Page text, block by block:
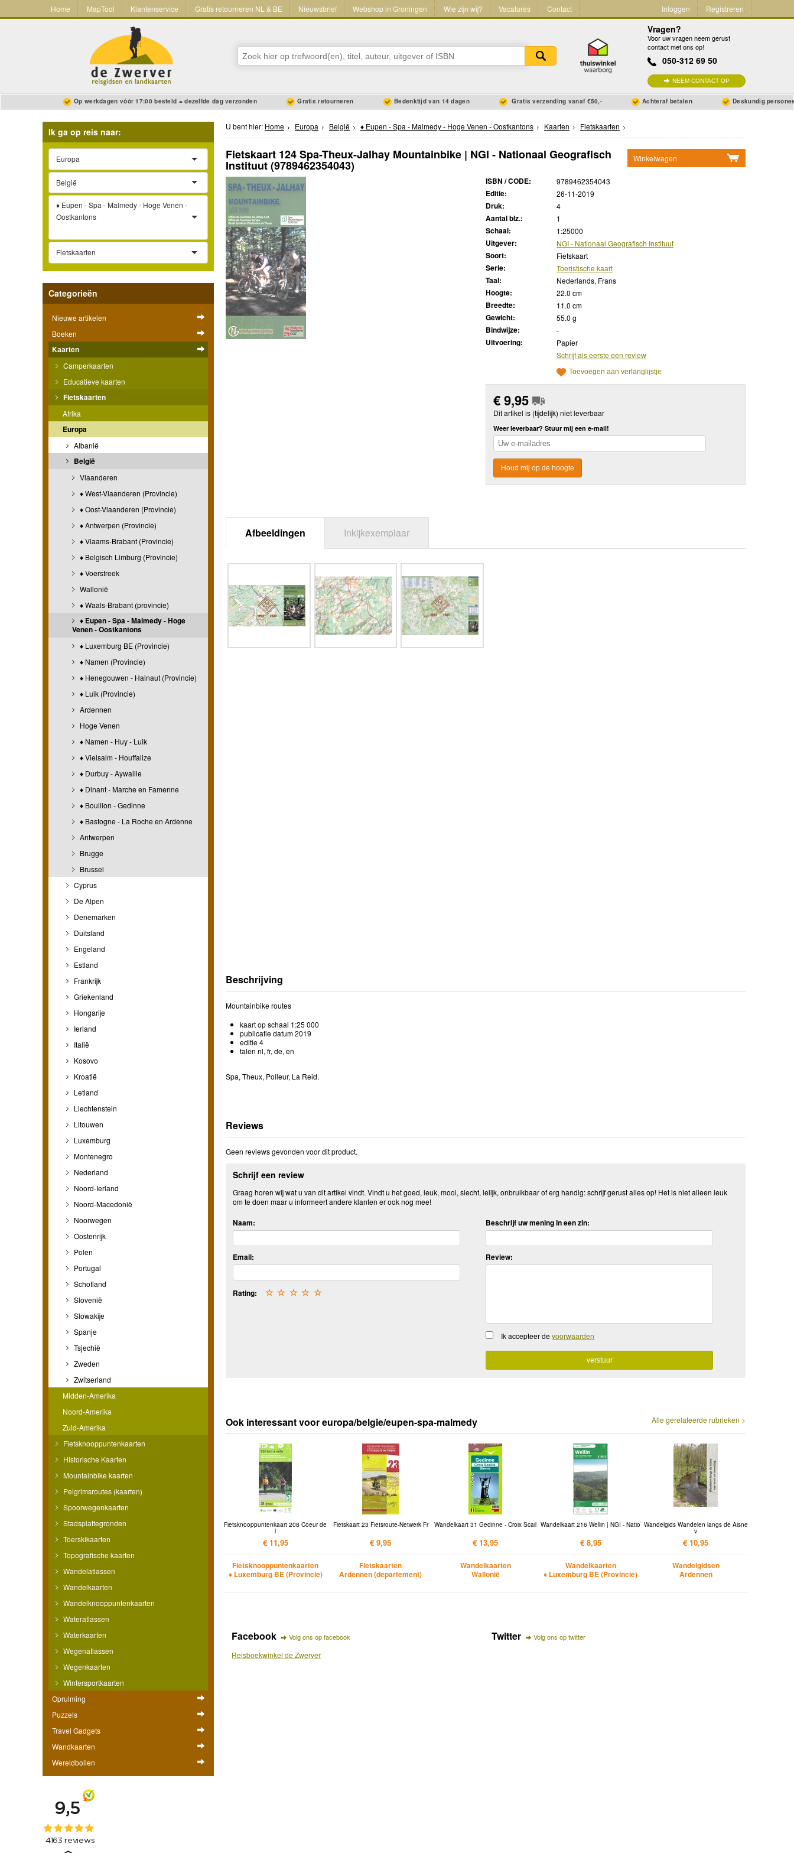
Home MapTool Klantenservice Gratis retourneren NL & BE Nieuwsbrief Webshop in Groningen Wie zijn wij? Vacatures Contact Inloggen Registreren
Vragen?
Voor uw vragen neem gerust
contact met ons op!
050-312 69 50
NEEM CONTACT OP
Op werkdagen vóór 17:00 besteld = dezelfde dag verzonden Gratis retourneren Bedenktijd van 14 dagen Gratis verzending vanaf €50,- Achteraf betalen Deskundig
Ik ga op reis naar:
Europa
België
♦ Eupen - Spa - Malmedy - Hoge Venen -
Oostkantons
Fietskaarten
Categorieën
Nieuwe artikelen
Boeken
Kaarten
Camperkaarten
Educatieve kaarten
Fietskaarten
Afrika
Europa
Albanië
België
Vlaanderen
♦ West-Vlaanderen (Provincie)
♦ Oost-Vlaanderen (Provincie)
♦ Antwerpen (Provincie)
♦ Vlaams-Brabant (Provincie)
♦ Belgisch Limburg (Provincie)
♦ Voerstreek
Wallonië
♦ Waals-Brabant (provincie)
♦ Eupen - Spa - Malmedy - Hoge
Venen - Oostkantons
♦ Luxemburg BE (Provincie)
♦ Namen (Provincie)
♦ Henegouwen - Hainaut (Provincie)
♦ Luik (Provincie)
Ardennen
Hoge Venen
♦ Namen - Huy - Luik
♦ Vielsalm - Houffalize
♦ Durbuy - Aywaille
♦ Dinant - Marche en Famenne
♦ Bouillon - Gedinne
♦ Bastogne - La Roche en Ardenne
Antwerpen
Brugge
Brussel
Cyprus
De Alpen
Denemarken
Duitsland
Engeland
Estland
Frankrijk
Griekenland
Hongarije
Ierland
Italië
Kosovo
Kroatië
Letland
Liechtenstein
Litouwen
Luxemburg
Montenegro
Nederland
Noord-Ierland
Noord-Macedonië
Noorwegen
Oostenrijk
Polen
Portugal
Schotland
Slovenië
Slowakije
Spanje
Tsjechië
Zweden
Zwitserland
Midden-Amerika
Noord-Amerika
Zuid-Amerika
Fietsknooppuntenkaarten
Historische Kaarten
Mountainbike kaarten
Pelgrimsroutes (kaarten)
Spoorwegenkaarten
Stadsplattegronden
Toerskikaarten
Topografische kaarten
Wandelatlassen
Wandelkaarten
Wandelknooppuntenkaarten
Wateratlassen
Waterkaarten
Wegenatlassen
Wegenkaarten
Wintersportkaarten
Opruiming
Puzzels
Travel Gadgets
Wandkaarten
Wereldbollen
U bent hier: Home Europa België ♦ Eupen - Spa - Malmedy - Hoge Venen - Oostkantons Kaarten Fietskaarten
Winkelwagen
Fietskaart 124 Spa-Theux-Jalhay Mountainbike | NGI - Nationaal Geografisch
Instituut(9789462354043)
ISBN / CODE: 9789462354043
Editie: 26-11-2019
Druk: 4
Aantal blz.: 1
Schaal: 1:25000
Uitgever: NGI - Nationaal Geografisch Instituut
Soort: Fietskaart
Serie: Toeristische kaart
Taal: Nederlands, Frans
Hoogte: 22.0 cm
Breedte: 11.0 cm
Gewicht: 55.0 g
Bindwijze: -
Uitvoering:
Papier
Schrijf als eerste een review
Toevoegen aan verlanglijstje
€9,95
Dit artikel is (tijdelijk) niet leverbaar
Weer leverbaar? Stuur mij een e-mail!
Houd mij op de hoogte
Afbeeldingen Inkijkexemplaar
Beschrijving
Mountainbike routes
kaart op schaal 1:25 000
publicatie datum 2019
editie 4
talen nl, fr, de, en
Spa, Theux, Polleur, La Reid.
Reviews
Geen reviews gevonden voor dit product.
Schrijf een review
Graag horen wij wat u van dit artikel vindt. Vindt u het goed, leuk, mooi, slecht, lelijk, onbruikbaar of erg handig: schrijf gerust alles op! Het is niet alleen leuk
om te doen maar u informeert andere klanten er ook nog mee!
Naam:
Email:
Rating: ☆
☆
☆
☆
☆
Beschrijf uw mening in een zin:
Review:
Ik accepteer devoorwaarden
Alle gerelateerde rubrieken >
Ook interessant voor europa/belgie/eupen-spa-malmedy
Fietsknooppuntenkaart 208 Coeur de
l
€ 11,95
Fietsknooppuntenkaarten
♦ Luxemburg BE (Provincie)
Fietskaart 23 Fietsroute-Netwerk Fr
€ 9,95
Fietskaarten
Ardennen (departement)
Wandelkaart 31 Gedinne - Croix Scail
€ 13,95
Wandelkaarten
Wallonië
Wandelkaart 216 Wellin | NGI - Natio
€ 8,95
Wandelkaarten
♦ Luxemburg BE (Provincie)
Wandelgids Wandelen langs de Aisne
v
€ 10,95
Wandelgidsen
Ardennen
Facebook Volg ons op facebook
Reisboekwinkel de Zwerver
Twitter Volg ons op twitter